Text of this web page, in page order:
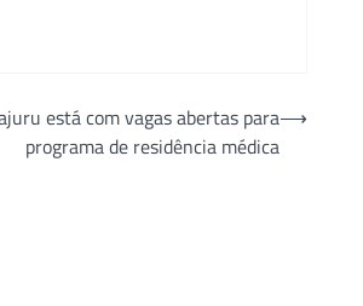
está com vagas abertas para
programa de residência médica
⟶